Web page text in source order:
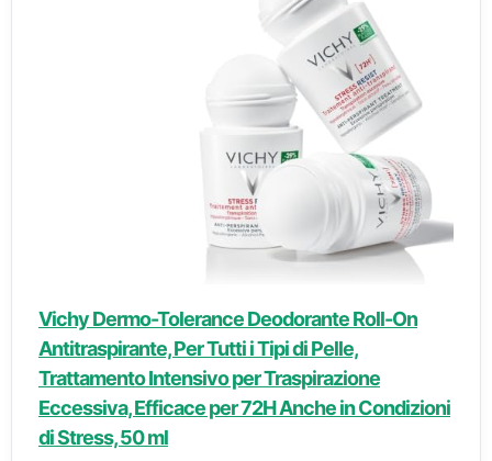
Vichy Dermo-Tolerance Deodorante Roll-On
Antitraspirante, Per Tutti i Tipi di Pelle,
Trattamento Intensivo per Traspirazione
Eccessiva, Efficace per 72H Anche in Condizioni
di Stress, 50 ml